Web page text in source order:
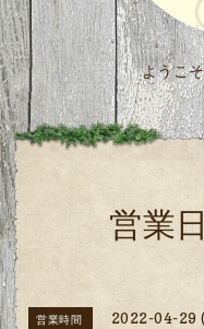
ようこ
営業
営業時間 2022-04-29